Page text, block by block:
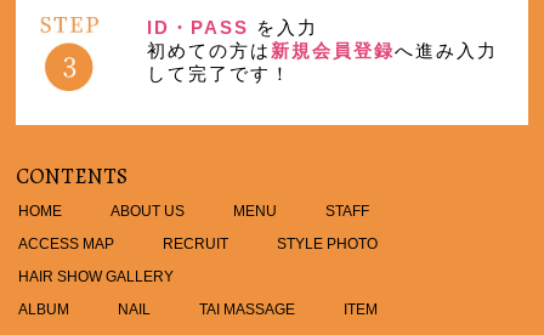
ID・PASS を入力
初めての方は 新規会員登録へ進み入力
して完了です！
CONTENTS
HOME ABOUT US MENU
STAFF
ACCESS MAP
RECRUIT
STYLE PHOTO
HAIR SHOW GALLERY
ALBUM
NAIL TAI MASSAGE
ITEM